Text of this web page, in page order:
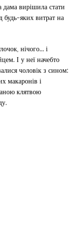
вирішила стати
будь-яких витрат на
нічого… і
І у неї начебто
чоловік з сином:
макаронів і
клятвою